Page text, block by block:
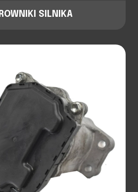
SILNIKA